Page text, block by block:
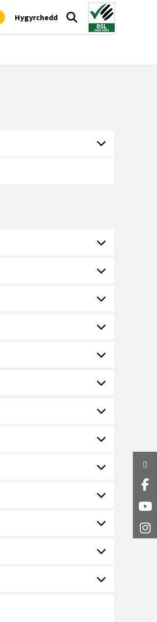
Hygyrchedd